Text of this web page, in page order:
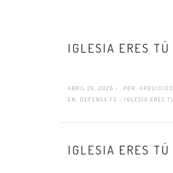
IGLESIA ERES
ABRIL 29, 2026 - POR:
EN: DEFENSA FE - IGLESIA ERES TU
IGLESIA ERES